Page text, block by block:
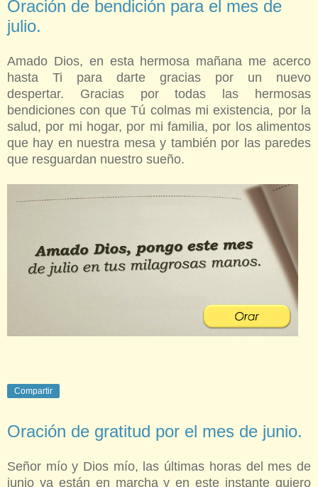
Oración de bendición para el mes de
julio.
Amado Dios, en esta hermosa mañana me acerco
hasta Ti para darte gracias por un nuevo
despertar. Gracias por todas las hermosas
bendiciones con que Tú colmas mi existencia, por la
salud, por mi hogar, por mi familia, por los alimentos
que hay en nuestra mesa y también por las paredes
que resguardan nuestro sueño.
Compartir
Oración de gratitud por el mes de junio.
Señor mío y Dios mío, las últimas horas del mes de
junio ya están en marcha y en este instante quiero